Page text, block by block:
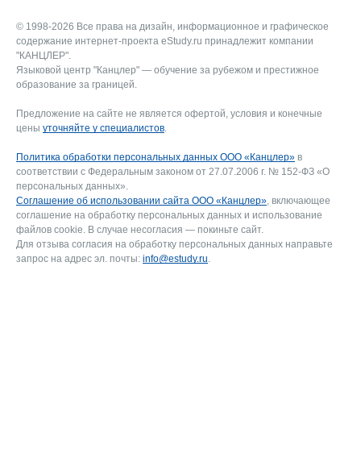
© 1998-2026 Все права на дизайн, информационное и графическое
содержание интернет-проекта eStudy.ru принадлежит компании
"КАНЦЛЕР".
Языковой центр "Канцлер" — обучение за рубежом и престижное
образование за границей.
Предложение на сайте не является офертой, условия и конечные
цены уточняйте у специалистов.
Политика обработки персональных данных ООО «Канцлер» в
соответствии с Федеральным законом от 27.07.2006 г. № 152-ФЗ «О
персональных данных».
Соглашение об использовании сайта ООО «Канцлер», включающее
соглашение на обработку персональных данных и использование
файлов cookie. В случае несогласия — покиньте сайт.
Для отзыва согласия на обработку персональных данных направьте
запрос на адрес эл. почты: info@estudy.ru.